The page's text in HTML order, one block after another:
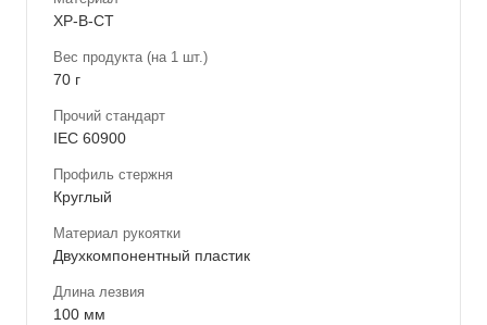
ХР-В-СТ
Вес продукта (на 1 шт.)
70 г
Прочий стандарт
IEC 60900
Профиль стержня
Круглый
Материал рукоятки
Двухкомпонентный пластик
Длина лезвия
100 мм